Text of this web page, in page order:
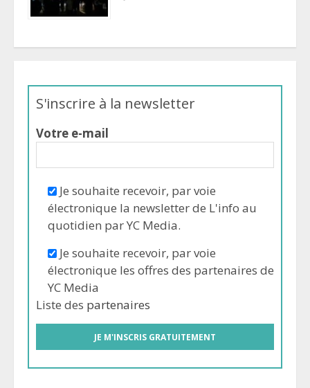
S'inscrire à la newsletter
Votre e-mail
Je souhaite recevoir, par voie
électronique la newsletter de L'info au
quotidien par YC Media.
Je souhaite recevoir, par voie
électronique les offres des partenaires de
YC Media
Liste des partenaires